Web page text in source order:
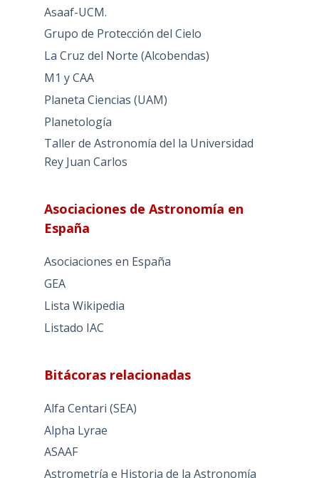
Asaaf-UCM.
Grupo de Protección del Cielo
La Cruz del Norte (Alcobendas)
M1 y CAA
Planeta Ciencias (UAM)
Planetología
Taller de Astronomía del la Universidad
Rey Juan Carlos
Asociaciones de Astronomía en
España
Asociaciones en España
GEA
Lista Wikipedia
Listado IAC
Bitácoras relacionadas
Alfa Centari (SEA)
Alpha Lyrae
ASAAF
Astrometría e Historia de la Astronomía